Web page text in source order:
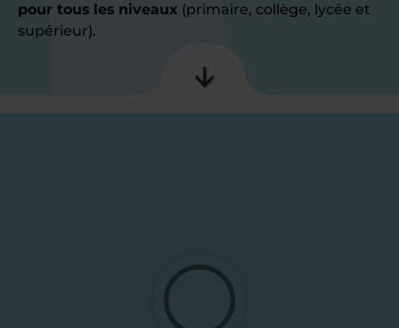
pour tous les niveaux (primaire, collège, lycée et
supérieur).